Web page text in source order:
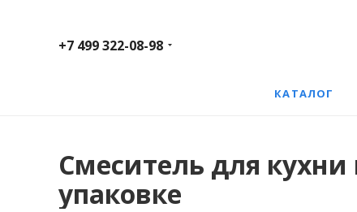
+7 499 322-08-98
КАТАЛОГ
Смеситель для кухни
упаковке